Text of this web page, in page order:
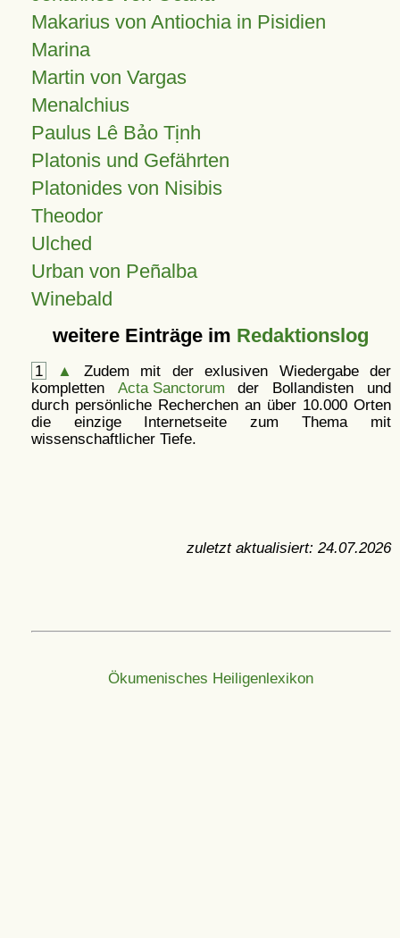
Makarius von Antiochia in Pisidien
Marina
Martin von Vargas
Menalchius
Paulus Lê Bảo Tịnh
Platonis und Gefährten
Platonides von Nisibis
Theodor
Ulched
Urban von Peñalba
Winebald
weitere Einträge im Redaktionslog
1 ▲
Zudem mit der exlusiven Wiedergabe der
kompletten Acta Sanctorum der Bollandisten und
durch persönliche Recherchen an über 10.000 Orten
die einzige Internetseite zum Thema mit
wissenschaftlicher Tiefe.
zuletzt aktualisiert: 24.07.2026
Ökumenisches Heiligenlexikon